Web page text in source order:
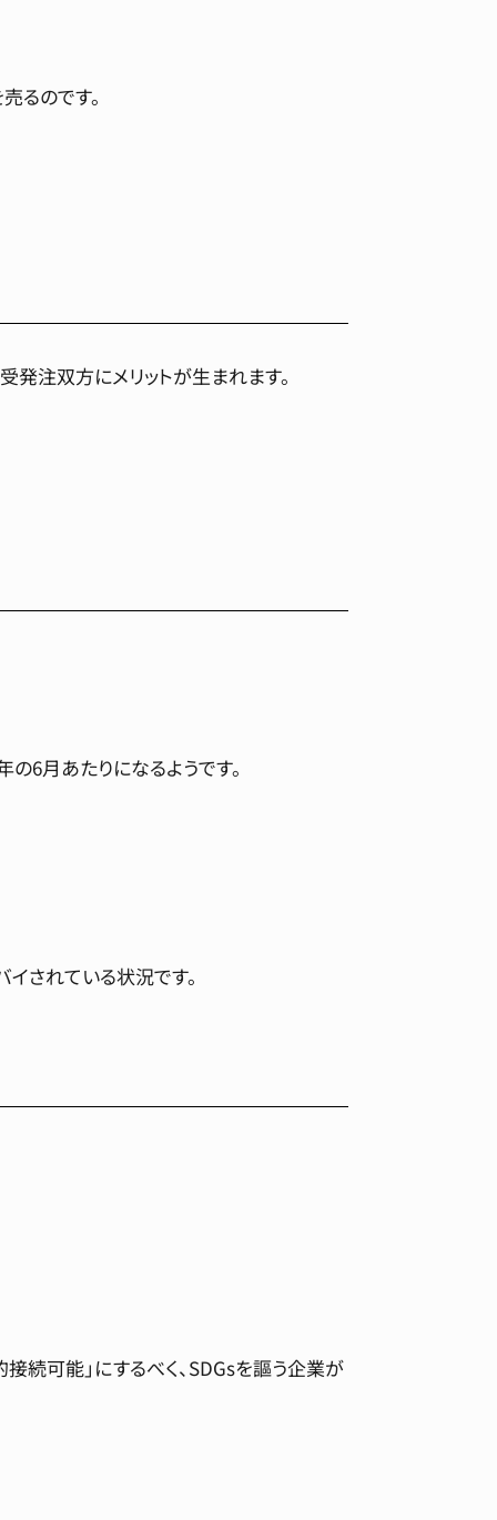
るのです。
注双方にメリットが生まれます。
6月あたりになるようです。
されている状況です。
続可能」にするべく、SDGsを謳う企業が